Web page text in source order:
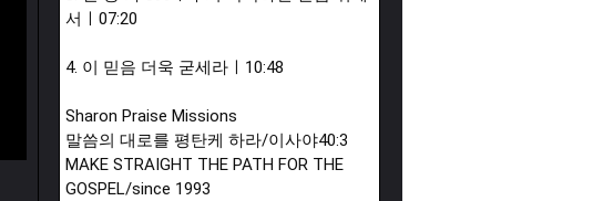
서ㅣ 07:20
4. 이 믿음 더욱 굳세라ㅣ 10:48
Sharon Praise Missions
말씀의 대로를 평탄케 하라/이사야40:3
MAKE STRAIGHT THE PATH FOR THE
GOSPEL/since 1993